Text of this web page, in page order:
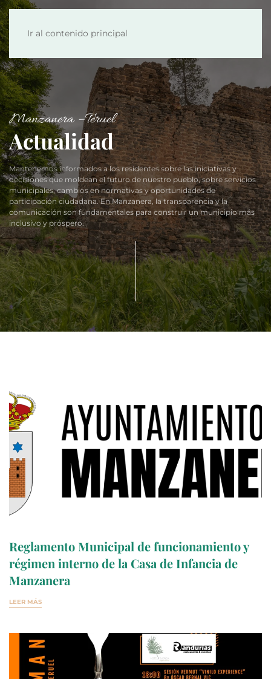
Ir al contenido principal
Manzanera – Teruel
Actualidad
Mantenemos informados a los residentes sobre las iniciativas y
decisiones que moldean el futuro de nuestro pueblo, sobre servicios
municipales, cambios en normativas y oportunidades de
participación ciudadana. En Manzanera, la transparencia y la
comunicación son fundamentales para construir un municipio más
inclusivo y próspero.
Reglamento Municipal de funcionamiento y
régimen interno de la Casa de Infancia de
Manzanera
LEER MÁS